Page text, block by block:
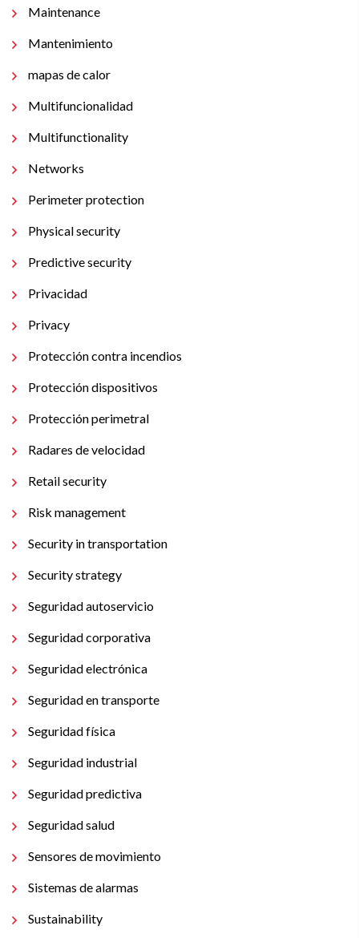
Maintenance
Mantenimiento
mapas de calor
Multifuncionalidad
Multifunctionality
Networks
Perimeter protection
Physical security
Predictive security
Privacidad
Privacy
Protección contra incendios
Protección dispositivos
Protección perimetral
Radares de velocidad
Retail security
Risk management
Security in transportation
Security strategy
Seguridad autoservicio
Seguridad corporativa
Seguridad electrónica
Seguridad en transporte
Seguridad física
Seguridad industrial
Seguridad predictiva
Seguridad salud
Sensores de movimiento
Sistemas de alarmas
Sustainability